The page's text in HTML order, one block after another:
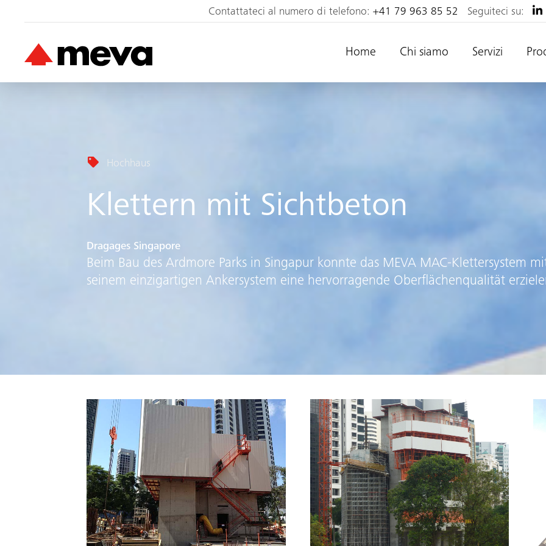
Contattateci al numero di telefono:+41 79 963 85 52 Seguiteci su:
Home Chi siamo Servizi
Hochhaus
Klettern mit Sichtbeton
Dragages Singapore
Beim Bau des Ardmore Parks in Singapur konnte das MEVA MAC-Klettersystem
seinem einzigartigen Ankersystem eine hervorragende Oberflächenqualität